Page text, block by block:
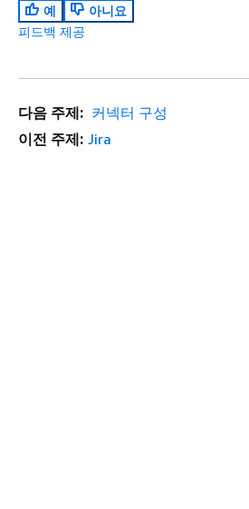
예
아니요
피드백 제공
다음 주제: 커넥터 구성
이전 주제: Jira